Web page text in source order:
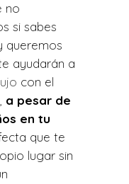
no
si sabes
queremos
ayudarán a
con el
a pesar de
en tu
que te
lugar sin